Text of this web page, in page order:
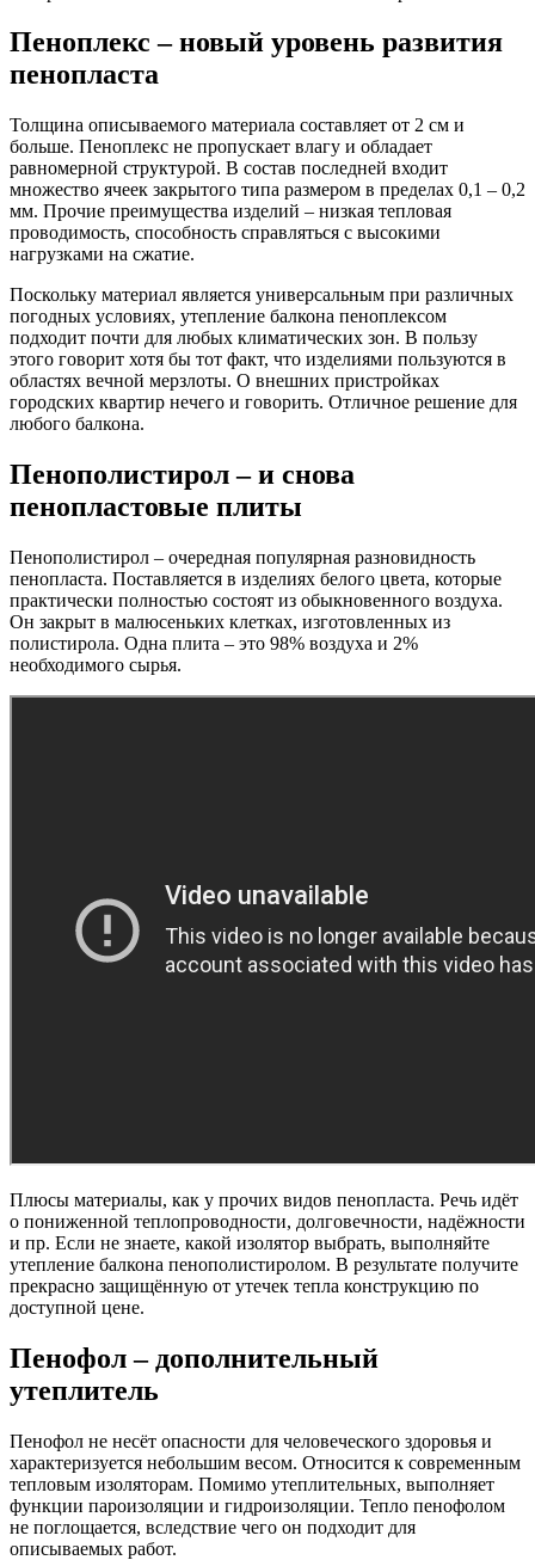
Пеноплекс – новый уровень развития
пенопласта
Толщина описываемого материала составляет от 2 см и
больше. Пеноплекс не пропускает влагу и обладает
равномерной структурой. В состав последней входит
множество ячеек закрытого типа размером в пределах 0,1 – 0,2
мм. Прочие преимущества изделий – низкая тепловая
проводимость, способность справляться с высокими
нагрузками на сжатие.
Поскольку материал является универсальным при различных
погодных условиях, утепление балкона пеноплексом
подходит почти для любых климатических зон. В пользу
этого говорит хотя бы тот факт, что изделиями пользуются в
областях вечной мерзлоты. О внешних пристройках
городских квартир нечего и говорить. Отличное решение для
любого балкона.
Пенополистирол – и снова
пенопластовые плиты
Пенополистирол – очередная популярная разновидность
пенопласта. Поставляется в изделиях белого цвета, которые
практически полностью состоят из обыкновенного воздуха.
Он закрыт в малюсеньких клетках, изготовленных из
полистирола. Одна плита – это 98% воздуха и 2%
необходимого сырья.
Плюсы материалы, как у прочих видов пенопласта. Речь идёт
о пониженной теплопроводности, долговечности, надёжности
и пр. Если не знаете, какой изолятор выбрать, выполняйте
утепление балкона пенополистиролом. В результате получите
прекрасно защищённую от утечек тепла конструкцию по
доступной цене.
Пенофол – дополнительный
утеплитель
Пенофол не несёт опасности для человеческого здоровья и
характеризуется небольшим весом. Относится к современным
тепловым изоляторам. Помимо утеплительных, выполняет
функции пароизоляции и гидроизоляции. Тепло пенофолом
не поглощается, вследствие чего он подходит для
описываемых работ.